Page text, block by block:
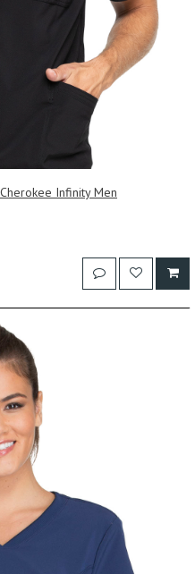
Infinity Men